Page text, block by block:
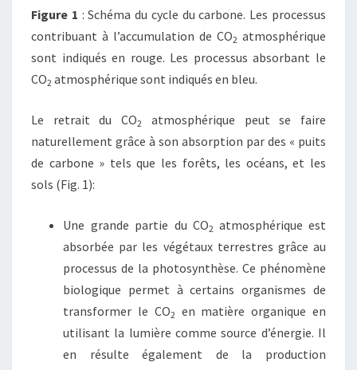
Figure 1 : Schéma du cycle du carbone. Les processus
contribuant à l’accumulation de CO2 atmosphérique
sont indiqués en rouge. Les processus absorbant le
CO2 atmosphérique sont indiqués en bleu.
Le retrait du CO2
atmosphérique peut se faire
naturellement grâce à son absorption par des « puits
de carbone » tels que les forêts, les océans, et les
sols (Fig. 1):
Une grande partie du CO2 atmosphérique est
absorbée par les végétaux terrestres grâce au
processus de la photosynthèse. Ce phénomène
biologique permet à certains organismes de
transformer le CO2 en matière organique en
utilisant la lumière comme source d’énergie. Il
en résulte également de la production